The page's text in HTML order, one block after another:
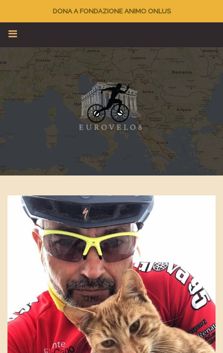
DONA A FONDAZIONE ANIMO ONLUS